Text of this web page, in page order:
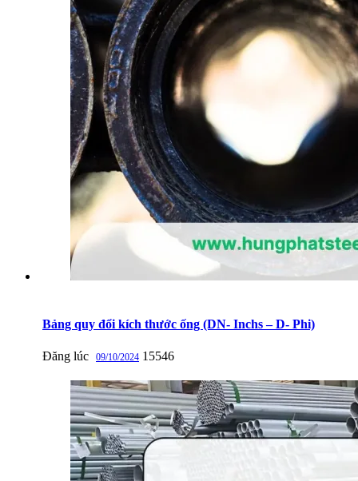
Bảng quy đổi kích thước ống (DN- Inchs – D- Phi)
Đăng lúc 09/10/2024 15546